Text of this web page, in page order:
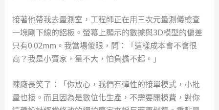
接著他帶我去量測室，工程師正在用三次元量測儀檢查
一塊剛下線的鋁板。螢幕上顯示的數據與3D模型的偏差
只有0.02mm。我當場傻眼，問：「這樣成本會不會很
高？我是小賣家，量不大，怕負擔不起。」
陳廠長笑了：「你放心，我們有彈性的接單模式，小批
量也接。而且因為是數位化生產，不需要開模費，對你